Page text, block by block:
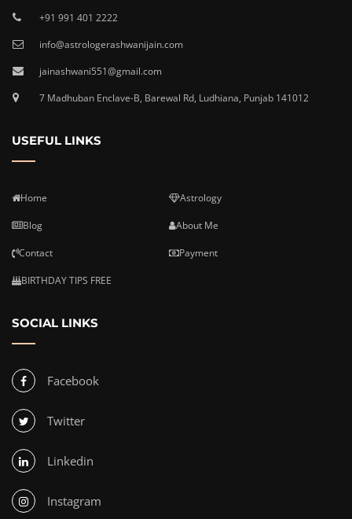
+91 991 401 2222
info@astrologerashwanijain.com
jainashwani551@gmail.com
7 Madhuban Enclave-B, Barewal Rd, Ludhiana, Punjab 141012
USEFUL LINKS
Home Astrology
Blog About Me
Contact Payment
BIRTHDAY TIPS FREE
SOCIAL LINKS
Facebook
Twitter
Linkedin
Instagram